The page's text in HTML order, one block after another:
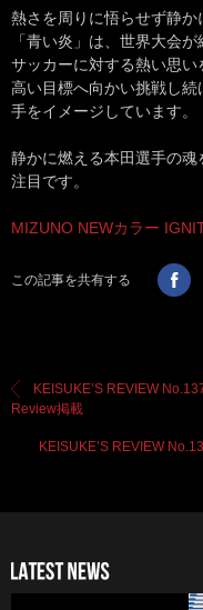
熱さを周りに悟らせず静か
「青い炎」は、世界大会
サッカーに対する熱い思い
高い目標へ向かい挑戦し続
手をイメージしています。
静かに燃える本田選手の魂
注目です。
MIZUNO NEWカラー
この記事を共有する
KEISUKE’S REVIEW
Review掲載
KEISUKE’S REVIEW